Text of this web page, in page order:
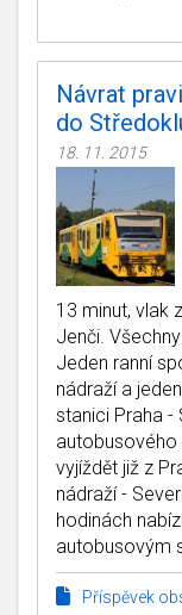
Návrat
do
18. 11. 2015
13 minut, vlak
Jenči.
Jeden ranní
nádraží a
stanici Praha -
autobusového
vyjíždět již z
nádraží -
hodinách
autobusovým
Příspěvek